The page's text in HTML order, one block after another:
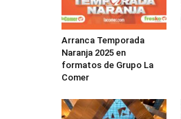
Arranca Temporada
Naranja 2025 en
formatos de Grupo La
Comer